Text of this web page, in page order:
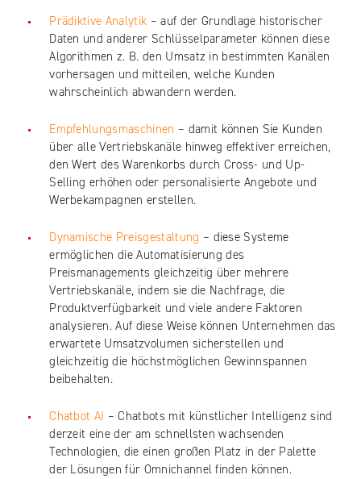
Prädiktive Analytik – auf der Grundlage historischer
Daten und anderer Schlüsselparameter können diese
Algorithmen z. B. den Umsatz in bestimmten Kanälen
vorhersagen und mitteilen, welche Kunden
wahrscheinlich abwandern werden.
Empfehlungsmaschinen – damit können Sie Kunden
über alle Vertriebskanäle hinweg effektiver erreichen,
den Wert des Warenkorbs durch Cross- und Up-
Selling erhöhen oder personalisierte Angebote und
Werbekampagnen erstellen.
Dynamische Preisgestaltung – diese Systeme
ermöglichen die Automatisierung des
Preismanagements gleichzeitig über mehrere
Vertriebskanäle, indem sie die Nachfrage, die
Produktverfügbarkeit und viele andere Faktoren
analysieren. Auf diese Weise können Unternehmen das
erwartete Umsatzvolumen sicherstellen und
gleichzeitig die höchstmöglichen Gewinnspannen
beibehalten.
Chatbot AI – Chatbots mit künstlicher Intelligenz sind
derzeit eine der am schnellsten wachsenden
Technologien, die einen großen Platz in der Palette
der Lösungen für Omnichannel finden können.